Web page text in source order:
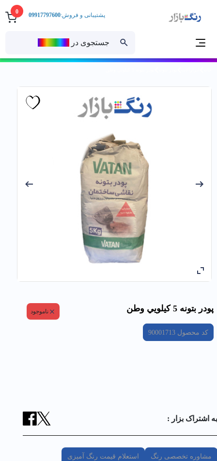
0
جستجوی در
پشتیبانی و فروش:09917797600
پودر بتونه 5 كيلويي وطن ناموجود
کد محصول90001713
به اشتراک بزار :
مشاوره تخصصی رنگ استعلام قیمت رنگ آمیزی